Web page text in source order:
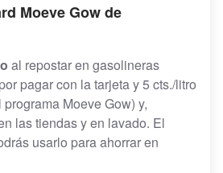
Moeve Gow de
al repostar en gasolineras
pagar con la tarjeta y 5 cts./litro
Moeve Gow) y,
las tiendas y en lavado. El
usarlo para ahorrar en